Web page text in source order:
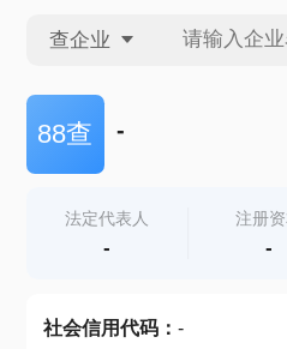
查企业
查企业
查产地
88查 -
法定代表人
-
注册
-
社会信用代码： -